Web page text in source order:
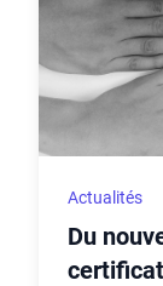
Actualités
Du